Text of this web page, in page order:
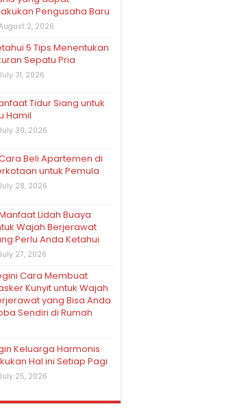
Pengusaha Baru
2, 2026
5 Tips Menentukan
Sepatu Pria
31, 2026
Tidur Siang untuk
Hamil
30, 2026
Beli Apartemen di
untuk Pemula
28, 2026
Lidah Buaya
Wajah Berjerawat
Perlu Anda Ketahui
27, 2026
Cara Membuat
Kunyit untuk Wajah
yang Bisa Anda
Sendiri di Rumah
Keluarga Harmonis
Hal ini Setiap Pagi
25, 2026